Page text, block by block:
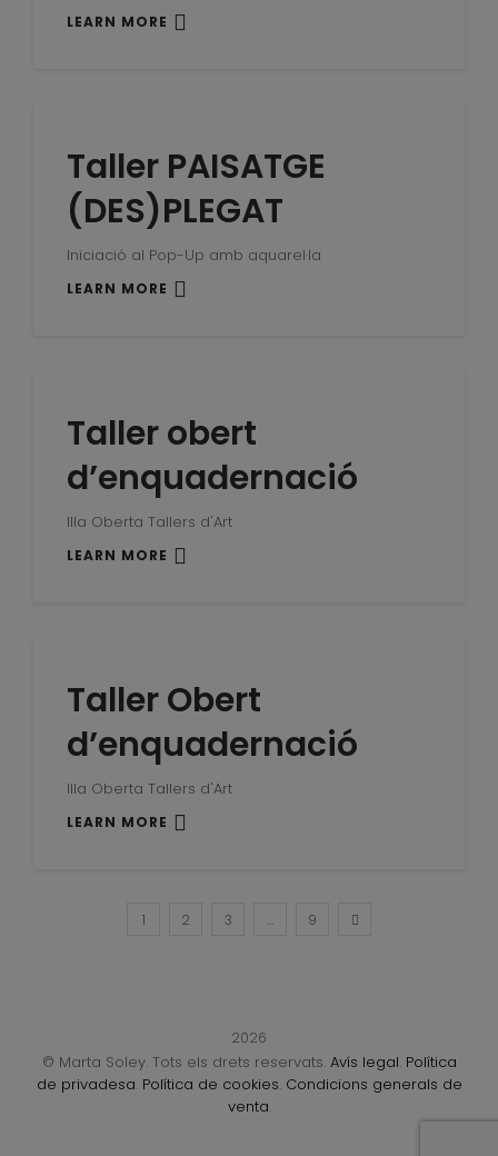
LEARN MORE
Taller PAISATGE
(DES)PLEGAT
Iniciació al Pop-Up amb aquarel·la
LEARN MORE
Taller obert
d’enquadernació
Illa Oberta Tallers d'Art
LEARN MORE
Taller Obert
d’enquadernació
Illa Oberta Tallers d'Art
LEARN MORE
1 2 3 … 9
2026
© Marta Soley. Tots els drets reservats. Avís legal. Política
de privadesa. Política de cookies. Condicions generals de
venta.